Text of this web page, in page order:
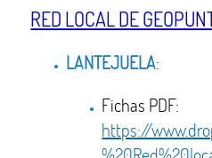
RED LOCAL DE
LANTEJUELA:
Fichas PDF:
https://